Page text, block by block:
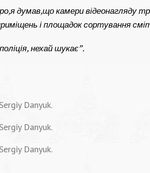
думав,що камери відеонагляду
і площадок сортування
нехай шукає”.